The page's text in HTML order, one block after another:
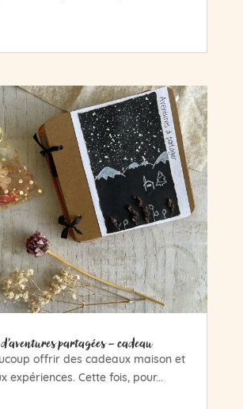
partagées – cadeau
offrir des cadeaux maison et
expériences. Cette fois, pour...